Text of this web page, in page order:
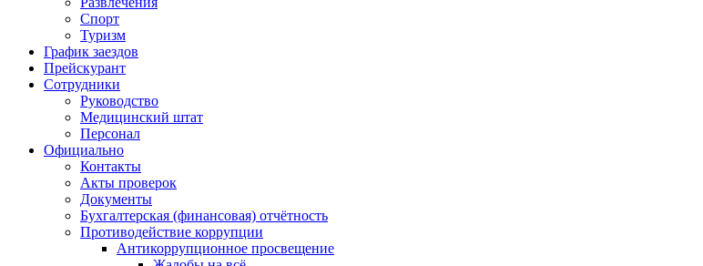
Спорт
Туризм
График заездов
Прейскурант
Сотрудники
Руководство
Медицинский штат
Персонал
Официально
Контакты
Акты проверок
Документы
Бухгалтерская (финансовая) отчётность
Противодействие коррупции
Антикоррупционное просвещение